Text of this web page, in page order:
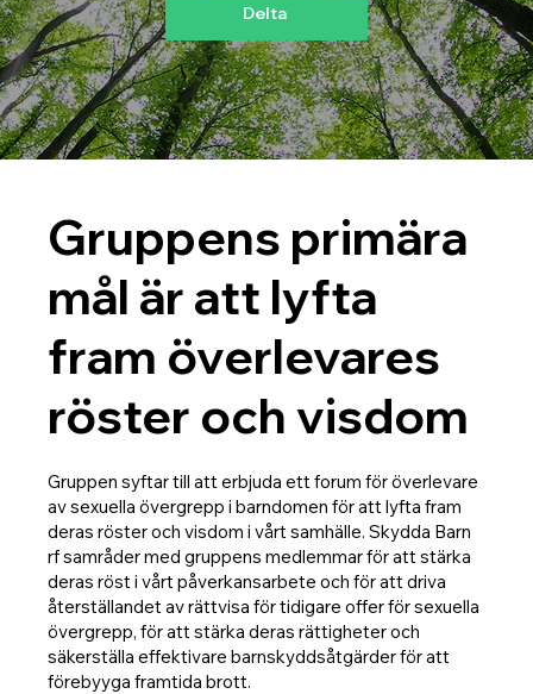
Delta
Gruppens primära
mål är att lyfta
fram överlevares
röster och visdom
Gruppen syftar till att erbjuda ett forum för överlevare
av sexuella övergrepp i barndomen för att lyfta fram
deras röster och visdom i vårt samhälle. Skydda Barn
rf samråder med gruppens medlemmar för att stärka
deras röst i vårt påverkansarbete och för att driva
återställandet av rättvisa för tidigare offer för sexuella
övergrepp, för att stärka deras rättigheter och
säkerställa effektivare barnskyddsåtgärder för att
förebyyga framtida brott.